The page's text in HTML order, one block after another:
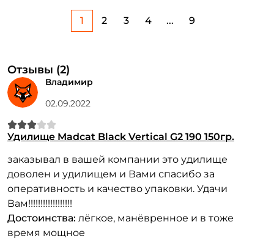
1 2 3 4 ... 9
Отзывы (2)
Владимир
02.09.2022
Удилище Madcat Black Vertical G2 190 150гр.
заказывал в вашей компании это удилище
доволен и удилищем и Вами спасибо за
оперативность и качество упаковки. Удачи
Вам!!!!!!!!!!!!!!!!!!
Достоинства: лёгкое, манёвренное и в тоже
время мощное